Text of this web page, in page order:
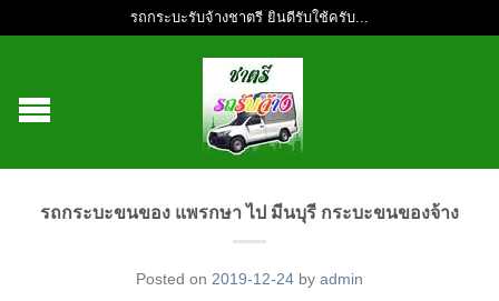
รถกระบะรับจ้างชาตรี ยินดีรับใช้ครับ...
รถกระบะขนของ แพรกษา ไป มีนบุรี กระบะขนของจ้าง
Posted on 2019-12-24 by admin